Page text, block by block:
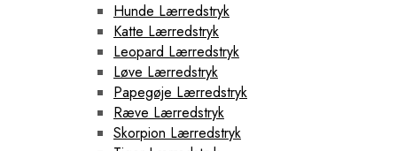
Hunde Lærredstryk
Katte Lærredstryk
Leopard Lærredstryk
Løve Lærredstryk
Papegøje Lærredstryk
Ræve Lærredstryk
Skorpion Lærredstryk